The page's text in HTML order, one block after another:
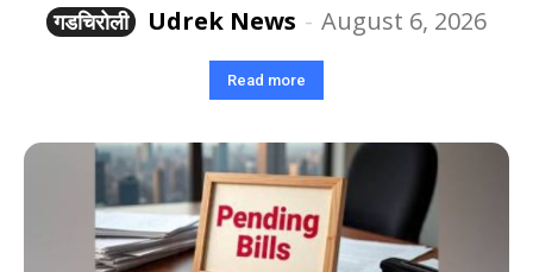
गडचिरोली
Udrek News - August 6, 2026
Read more